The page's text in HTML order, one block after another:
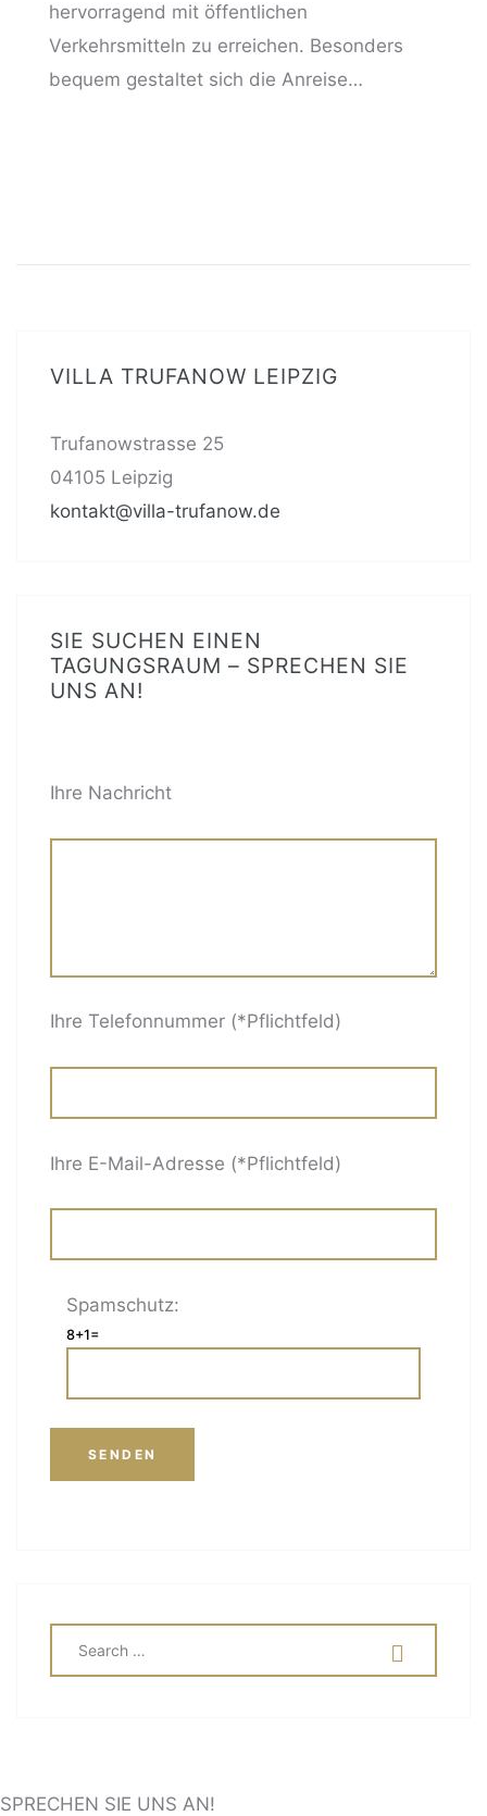
hervorragend mit öffentlichen
Verkehrsmitteln zu erreichen. Besonders
bequem gestaltet sich die Anreise…
VILLA TRUFANOW LEIPZIG
Trufanowstrasse 25
04105 Leipzig
kontakt@villa-trufanow.de
SIE SUCHEN EINEN
TAGUNGSRAUM – SPRECHEN SIE
UNS AN!
Ihre Nachricht
Ihre Telefonnummer (*Pflichtfeld)
Ihre E-Mail-Adresse (*Pflichtfeld)
Spamschutz:
8+1=
FOR:
SPRECHEN SIE UNS AN!